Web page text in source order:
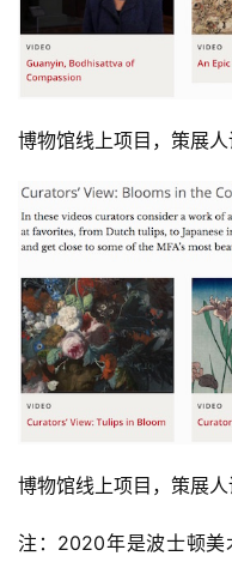
法
征
稿
学
研
究
法
书
欣
赏
边
夜
话
博物馆线上项目，策展
博物馆线上项目，策展
注：2020年是波士顿美